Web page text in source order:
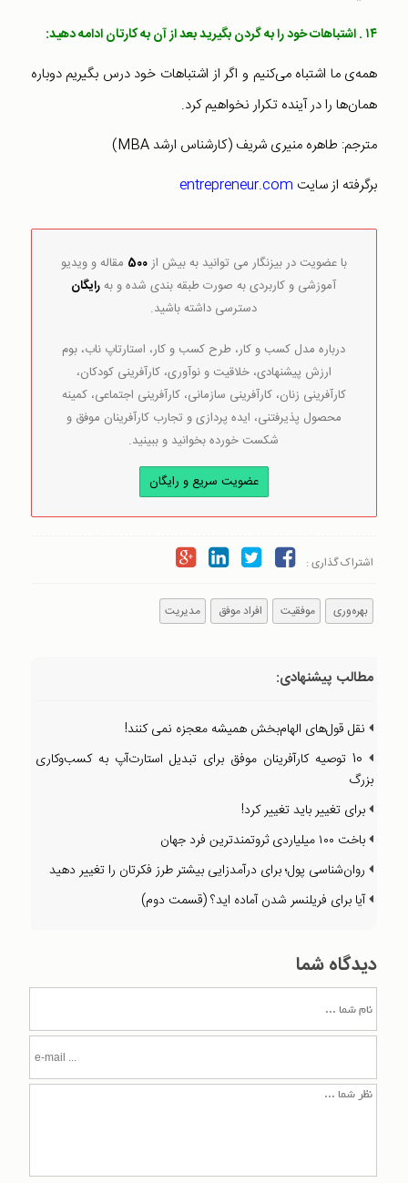
۱۴ . اشتباهات خود را به گردن بگیرید بعد از آن به کارتان ادامه دهید:
همه‌ی ما اشتباه می‌کنیم و اگر از اشتباهات خود درس بگیریم دوباره
همان‌ها را در آینده تکرار نخواهیم کرد.
مترجم: طاهره منیری شریف (کارشناس ارشد MBA)
برگرفته از سایت
با عضویت در بیزنگار می توانید به بیش از500 مقاله و ویدیو
آموزشی و کاربردی به صورت طبقه بندی شده و بهرایگان
دسترسی داشته باشید.
درباره مدل کسب و کار، طرح کسب و کار، استارتاپ ناب، بوم
ارزش پیشنهادی، خلاقیت و نوآوری، کارآفرینی کودکان،
کارآفرینی زنان، کارآفرینی سازمانی، کارآفرینی اجتماعی، کمینه
محصول پذیرفتنی، ایده پردازی و تجارب کارآفرینان موفق و
شکست خورده بخوانید و ببینید.
عضویت سریع و رایگان
اشتراک گذاری :
بهره‌وری موفقیت افراد موفق مدیریت
مطالب پیشنهادی:
نقل قول‌های الهام‌بخش همیشه معجزه نمی کنند!
10 توصیه کارآفرینان موفق برای تبدیل استارت‌آپ به کسب‌و‌کاری
بزرگ
برای تغییر باید تغییر کرد!
باخت ۱۰۰ میلیاردی ثروتمند‌ترین فرد جهان
روان‌شناسی پول؛ برای درآمدزایی بیشتر طرز فکرتان را تغییر دهید
آیا برای فریلنسر شدن آماده اید؟ (قسمت دوم)
دیدگاه شما